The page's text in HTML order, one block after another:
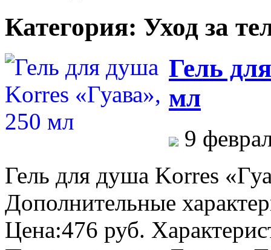
Категория: Уход за
Гель
мл
9
Гель для душа Korres
Дополнительные
Цена:476 руб.